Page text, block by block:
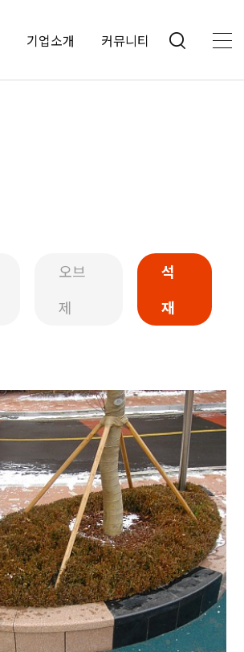
기업소개 커뮤니티
오브
제
석
재